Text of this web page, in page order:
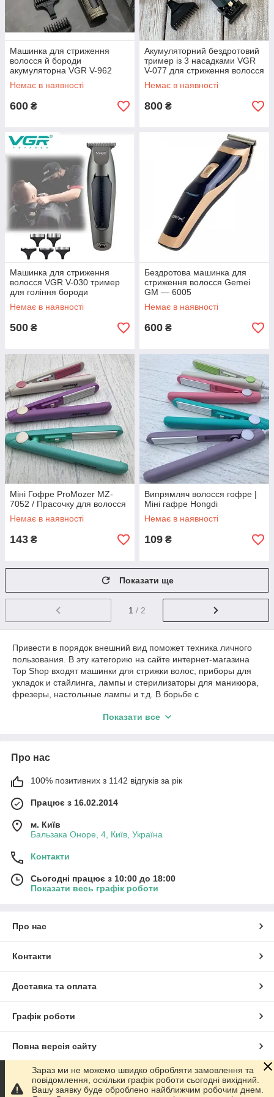
Машинка для стриження
волосся й бороди
акумуляторна VGR V-962
Немає в наявності
600 ₴
Акумуляторний бездротовий
тример із 3 насадками VGR
V-077 для стриження волосся
й бороди
Немає в наявності
800 ₴
Машинка для стриження
волосся VGR V-030 тример
для гоління бороди
Немає в наявності
500 ₴
Бездротова машинка для
стриження волосся Gemei
GM — 6005
Немає в наявності
600 ₴
Міні Гофре ProMozer MZ-
7052 / Прасочку для волосся
Немає в наявності
143 ₴
Випрямляч волосся гофре |
Міні гафре Hongdi
Немає в наявності
109 ₴
Показати ще
1 / 2
Привести в порядок внешний вид поможет техника личного
пользования. В эту категорию на сайте интернет-магазина
Top Shop входят машинки для стрижки волос, приборы для
укладок и стайлинга, лампы и стерилизаторы для маникюра,
фрезеры, настольные лампы и т.д. В борьбе с
Ассортимент интернет-магазина Top Shop позволит выбрать
стайлеры «Gemei», «Babyliss» и «ProMozer» с множеством
насадок. Правильно выбранный прибор может
удовлетворить желания любой девушки: накрутить локоны,
выровнять пряди или создать эффект «гофре» без вреда для
волос. Категория «Бытовая техника для личного
пользования» включает так же электронные сигареты, LED-
лампы и ночники. Осветительные приборы на сайте
представлены в двух видах – светодиодные и LED, среди них
«Lina». Электронные сигареты – аксесуар для людини, яка
тютюновому. Крім девайса, на сайті інтернет-магазину Top
Shop Ви можете вибрати рідина з фруктовими смаками або
Показати все
Про нас
100% позитивних з 1142 відгуків за рік
Працює з 16.02.2014
м. Київ
Бальзака Оноре, 4, Київ, Україна
Контакти
Сьогодні працює з 10:00 до 18:00
Показати весь графік роботи
Про нас
Контакти
Доставка та оплата
Графік роботи
Повна версія сайту
Сайт створено на маркетплейсіProm.ua
Зараз ми не можемо швидко обробляти замовлення та
повідомлення, оскільки графік роботи сьогодні вихідний.
Вашу заявку буде оброблено найближчим робочим днем.